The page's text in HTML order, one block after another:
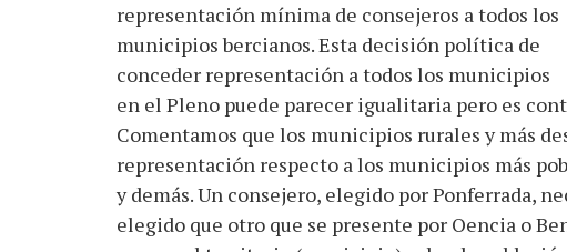
representación mínima de consejeros a todos los
municipios bercianos. Esta decisión política de
conceder representación a todos los municipios
en el Pleno puede parecer igualitaria pero es
Comentamos que los municipios rurales y más
representación respecto a los municipios más
y demás. Un consejero, elegido por Ponferrada,
elegido que otro que se presente por Oencia o